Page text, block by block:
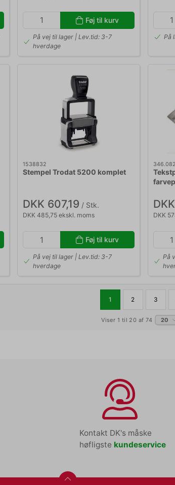
Føj til kurv
På vej til lager | Lev.tid: 3-7
hverdage
På
1538832
Stempel Trodat 5200 komplet
DKK 607,19 / Stk.
DKK 485,75 ekskl. moms
Føj til kurv
På vej til lager | Lev.tid: 3-7
hverdage
DKK
På
1 2 3
Viser 1 til 20 af 74 20
Kontakt DK's måske
høfligste kundeservice